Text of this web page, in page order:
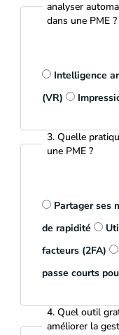
analyser
dans une PME ?
Intelligence
(VR)
3. Quelle
une PME ?
de rapidité
facteurs (2FA)
passe courts
4. Quel outil
améliorer la